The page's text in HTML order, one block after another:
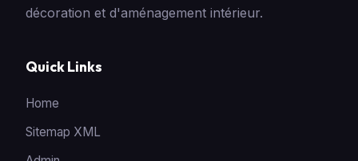
décoration et d'aménagement intérieur.
Quick Links
Home
Sitemap XML